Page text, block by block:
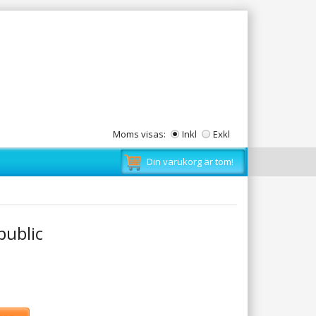
Moms visas: Inkl Exkl
Din varukorg är tom!